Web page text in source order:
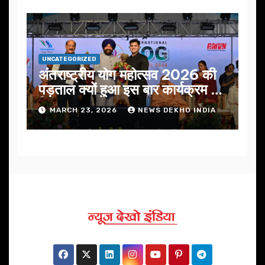
UNCATEGORIZED
अंतराष्ट्रीय योग महोत्सव 2026 की
पड़ताल क्यों हुआ इस बार कार्यक्रम में
निखार
MARCH 23, 2026 NEWS DEKHO INDIA